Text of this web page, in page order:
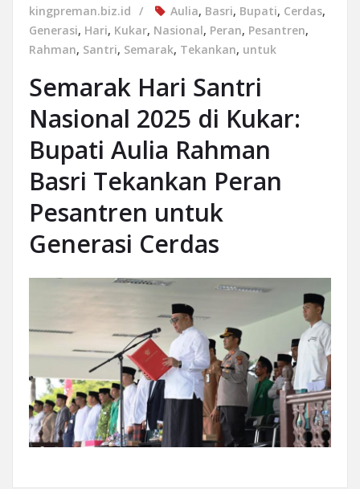
kingpreman.biz.id
Aulia, Basri, Bupati, Cerdas,
Generasi, Hari, Kukar, Nasional, Peran, Pesantren,
Rahman, Santri, Semarak, Tekankan, untuk
Semarak Hari Santri
Nasional 2025 di Kukar:
Bupati Aulia Rahman
Basri Tekankan Peran
Pesantren untuk
Generasi Cerdas